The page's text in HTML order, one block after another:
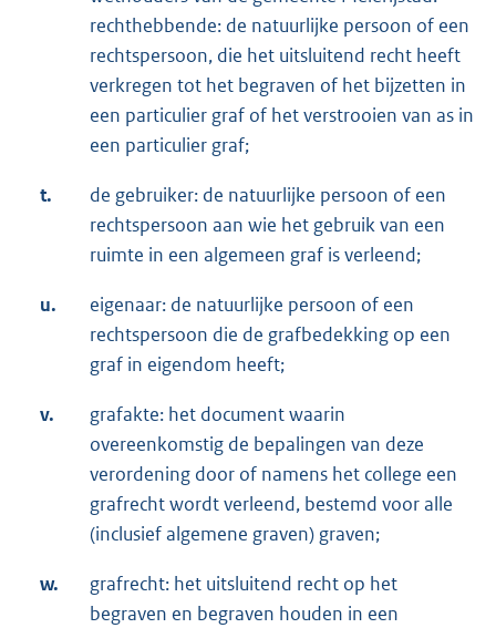
rechthebbende: de natuurlijke persoon of een
rechtspersoon, die het uitsluitend recht heeft
verkregen tot het begraven of het bijzetten in
een particulier graf of het verstrooien van as in
een particulier graf;
t.
de gebruiker: de natuurlijke persoon of een
rechtspersoon aan wie het gebruik van een
ruimte in een algemeen graf is verleend;
u.
eigenaar: de natuurlijke persoon of een
rechtspersoon die de grafbedekking op een
graf in eigendom heeft;
v.
grafakte: het document waarin
overeenkomstig de bepalingen van deze
verordening door of namens het college een
grafrecht wordt verleend, bestemd voor alle
(inclusief algemene graven) graven;
w.
grafrecht: het uitsluitend recht op het
begraven en begraven houden in een